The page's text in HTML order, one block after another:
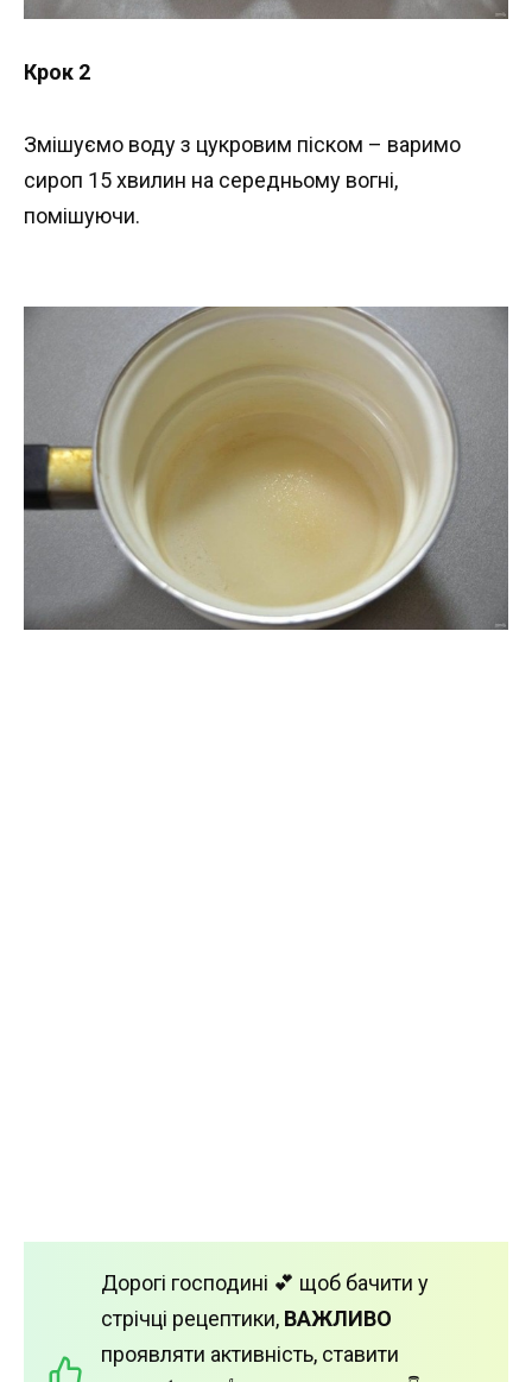
Крок 2
Змішуємо воду з цукровим піском – варимо
сироп 15 хвилин на середньому вогні,
помішуючи.
Дорогі господині 💕 щоб бачити у
стрічці рецептики, ВАЖЛИВО
проявляти активність, ставити